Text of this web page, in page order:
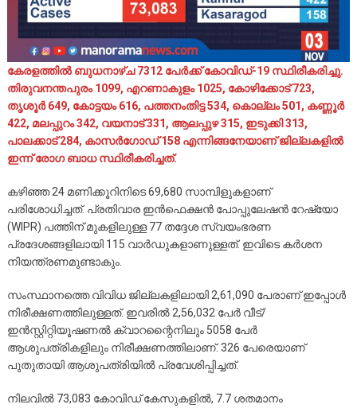
കേരളത്തില്‍ ബുധനാഴ്ച 7312 പേര്‍ക്ക് കോവിഡ്-19 സ്ഥിരീകരിച്ചു.
തിരുവനന്തപുരം 1099, എറണാകുളം 1025, കോഴിക്കോട് 723,
തൃശൂര്‍ 649, കോട്ടയം 616, പത്തനംതിട്ട 534, കൊല്ലം 501, കണ്ണൂര്‍
422, മലപ്പുറം 342, വയനാട് 331, ആലപ്പുഴ 315, ഇടുക്കി 313,
പാലക്കാട് 284, കാസര്‍ഗോഡ് 158 എന്നിങ്ങനേയാണ് ജില്ലകളില്‍
ഇന്ന് രോഗ ബാധ സ്ഥിരീകരിച്ചത്.
കഴിഞ്ഞ 24 മണിക്കൂറിനിടെ 69,680 സാമ്പിളുകളാണ്
പരിശോധിച്ചത്. പ്രതിവാര ഇന്‍ഫെക്ഷന്‍ പോപ്പുലേഷന്‍ റേഷ്യോ
(WIPR) പത്തിന് മുകളിലുള്ള 77 തദ്ദേശ സ്വയംഭരണ
പ്രദേശങ്ങളിലായി 115 വാര്‍ഡുകളാണുള്ളത്. ഇവിടെ കര്‍ശന
നിയന്ത്രണമുണ്ടാകും.
സംസ്ഥാനത്തെ വിവിധ ജില്ലകളിലായി 2,61,090 പേരാണ് ഇപ്പോള്‍
നിരീക്ഷണത്തിലുള്ളത്. ഇവരില്‍ 2,56,032 പേര്‍ വീട്/
ഇന്‍സ്റ്റിറ്റിയൂഷണല്‍ ക്വാറന്റൈനിലും 5058 പേര്‍
ആശുപത്രികളിലും നിരീക്ഷണത്തിലാണ്. 326 പേരെയാണ്
പുതുതായി ആശുപത്രിയില്‍ പ്രവേശിപ്പിച്ചത്.
നിലവില്‍ 73,083 കോവിഡ് കേസുകളില്‍, 7.7 ശതമാനം